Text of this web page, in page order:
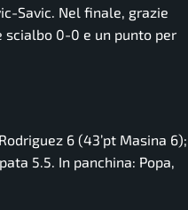
Savic. Nel finale, grazie
scialbo 0-0 e un punto per
6 (43’pt Masina 6);
5.5. In panchina: Popa,